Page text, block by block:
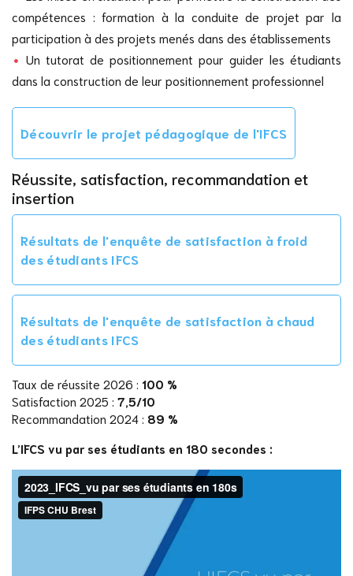
compétences : formation à la conduite de projet par la
participation à des projets menés dans des établissements
Un tutorat de positionnement pour guider les étudiants
dans la construction de leur positionnement professionnel
Découvrir le projet pédagogique de l'IFCS
Réussite, satisfaction, recommandation et
insertion
Résultats de l'enquête de satisfaction à froid
des étudiants IFCS
Résultats de l'enquête de satisfaction à chaud
des étudiants IFCS
Taux de réussite 2026 : 100 %
Satisfaction 2025 : 7,5/10
Recommandation 2024 : 89 %
L’IFCS vu par ses étudiants en 180 secondes :